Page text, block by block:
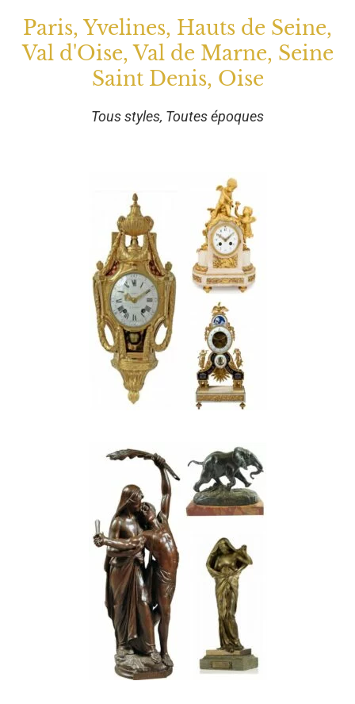
Paris, Yvelines, Hauts de Seine,
Val d'Oise, Val de Marne, Seine
Saint Denis, Oise
Tous styles, Toutes époques